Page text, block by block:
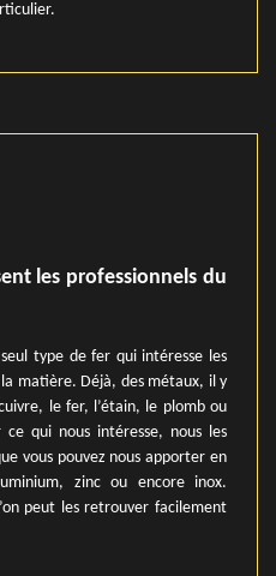
les professionnels du
type de fer qui intéresse les
matière. Déjà, des métaux, il y
le fer, l’étain, le plomb ou
qui nous intéresse, nous les
vous pouvez nous apporter en
zinc ou encore inox.
peut les retrouver facilement